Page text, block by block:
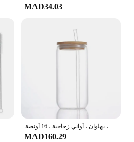
MAD34.03
أكواب الشرب مع الخيزران والقش ، كوب زجاجي شفاف قابل لإعادة الاستخدام للقهوة المثلجة ، فقاعات الشاي عصير الحليب البيرة ، 1 غطاء أكواب زجاجية بأغطية وقش ، فنجان قهوة مثلج ، أغطية خيزران ، أكواب شرب ، بهلوان ، أواني زجاجية ، 16 أونصة
MAD160.29